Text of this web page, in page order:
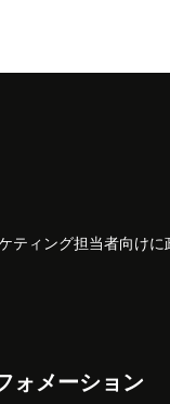
ティング担当者向け
ォメーション